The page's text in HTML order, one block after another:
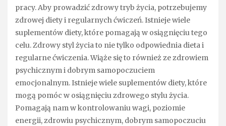
pracy. Aby prowadzić zdrowy tryb życia, potrzebujemy
zdrowej diety i regularnych ćwiczeń. Istnieje wiele
suplementów diety, które pomagają w osiągnięciu tego
celu. Zdrowy styl życia to nie tylko odpowiednia dieta i
regularne ćwiczenia. Wiąże się to również ze zdrowiem
psychicznym i dobrym samopoczuciem
emocjonalnym. Istnieje wiele suplementów diety, które
mogą pomóc w osiągnięciu zdrowego stylu życia.
Pomagają nam w kontrolowaniu wagi, poziomie
energii, zdrowiu psychicznym, dobrym samopoczuciu